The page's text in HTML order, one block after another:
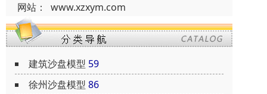
网站：
www.xzxym.com
建筑沙盘模型 59
徐州沙盘模型 86